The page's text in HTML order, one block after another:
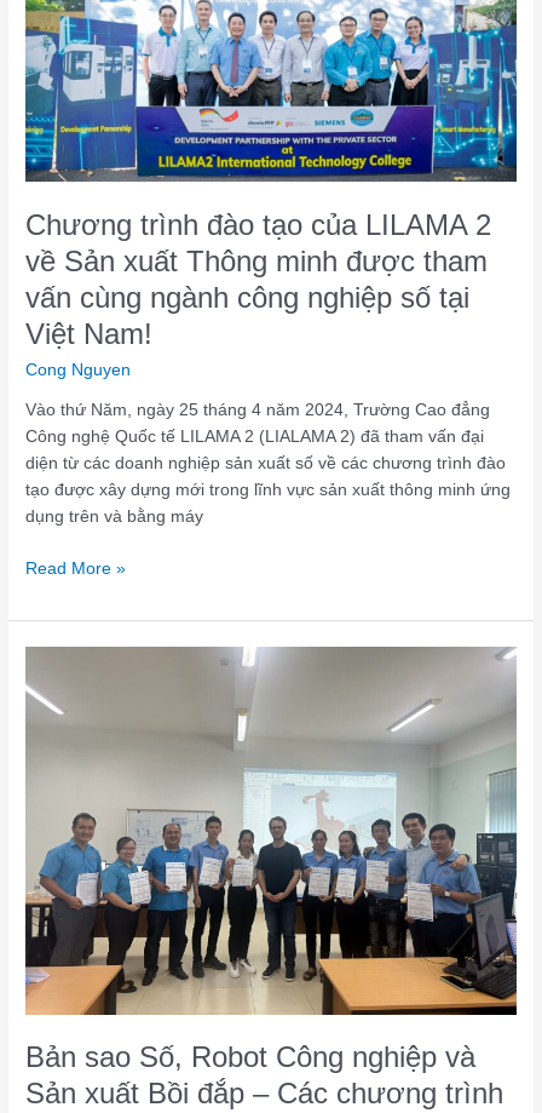
Chương trình đào tạo của LILAMA 2
về Sản xuất Thông minh được tham
vấn cùng ngành công nghiệp số tại
Việt Nam!
Cong Nguyen
Vào thứ Năm, ngày 25 tháng 4 năm 2024, Trường Cao đẳng
Công nghệ Quốc tế LILAMA 2 (LIALAMA 2) đã tham vấn đại
diện từ các doanh nghiệp sản xuất số về các chương trình đào
tạo được xây dựng mới trong lĩnh vực sản xuất thông minh ứng
dụng trên và bằng máy
LILAMA
về
Sản
xuất
Thông
minh
được
tham
vấn
cùng
ngành
công
nghiệp
số
tại
Việt
Nam!
Read More »
Bản sao Số, Robot Công nghiệp và
Sản xuất Bồi đắp – Các chương trình
sao
Số,
Sản
xuất
Bồi
đắp
Các
đào
tạo